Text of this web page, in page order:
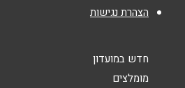
אנא חזרו אלי בקשר ל...
הצהרת נגישות
חדש במועדון
מומלצים